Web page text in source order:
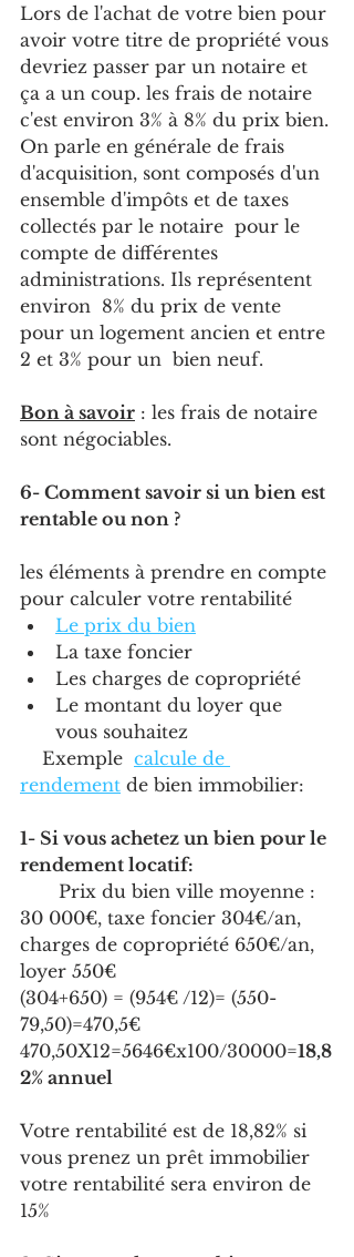
Lors de l'achat de votre bien pour
avoir votre titre de propriété vous
devriez passer par un notaire et
ça a un coup. les frais de notaire
c'est environ 3% à 8% du prix bien.
On parle en générale de frais
d'acquisition, sont composés d'un
ensemble d'impôts et de taxes
collectés par le notaire  pour le
compte de différentes
administrations. Ils représentent
environ  8% du prix de vente
pour un logement ancien et entre
2 et 3% pour un  bien neuf.
Bon à savoir : les frais de notaire
sont négociables.
6- Comment savoir si un bien est
rentable ou non ?
les éléments à prendre en compte
pour calculer votre rentabilité
Le prix du bien
La taxe foncier
Les charges de copropriété
Le montant du loyer que
vous souhaitez
    Exemple
calcule de
rendement de bien immobilier:
1- Si vous achetez un bien pour le
rendement locatif:
30 000€, taxe foncier 304€/an,
charges de copropriété 650€/an,
loyer 550€
(304+650) = (954€ /12)= (550-
79,50)=470,5€
470,50X12=5646€x100/30000=18,8
2% annuel
Votre rentabilité est de 18,82% si
vous prenez un prêt immobilier
votre rentabilité sera environ de
15%